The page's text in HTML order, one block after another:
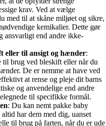
krav. Ved at vælge
med til at skåne miljøet og sikre,
kemikalier. Dette gør
ansvarligt end andre ikke-
eller til ansigt og hænder:
til brug ved bleskift eller når du
De er nemme at have ved
at rense og pleje dit barns
og anvendelige end andre
til specifikke formål.
: Du kan nemt pakke baby
har dem med dig, uanset
til brug på farten, når du er ude